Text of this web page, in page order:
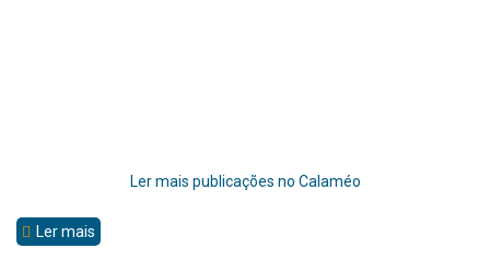
Ler mais publicações no Calaméo
Ler mais